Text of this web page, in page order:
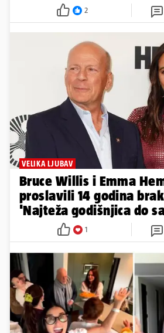
2
VELIKA LJUBAV
Bruce Willis i Emma
proslavili 14 godina
'Najteža godišnjica do
1